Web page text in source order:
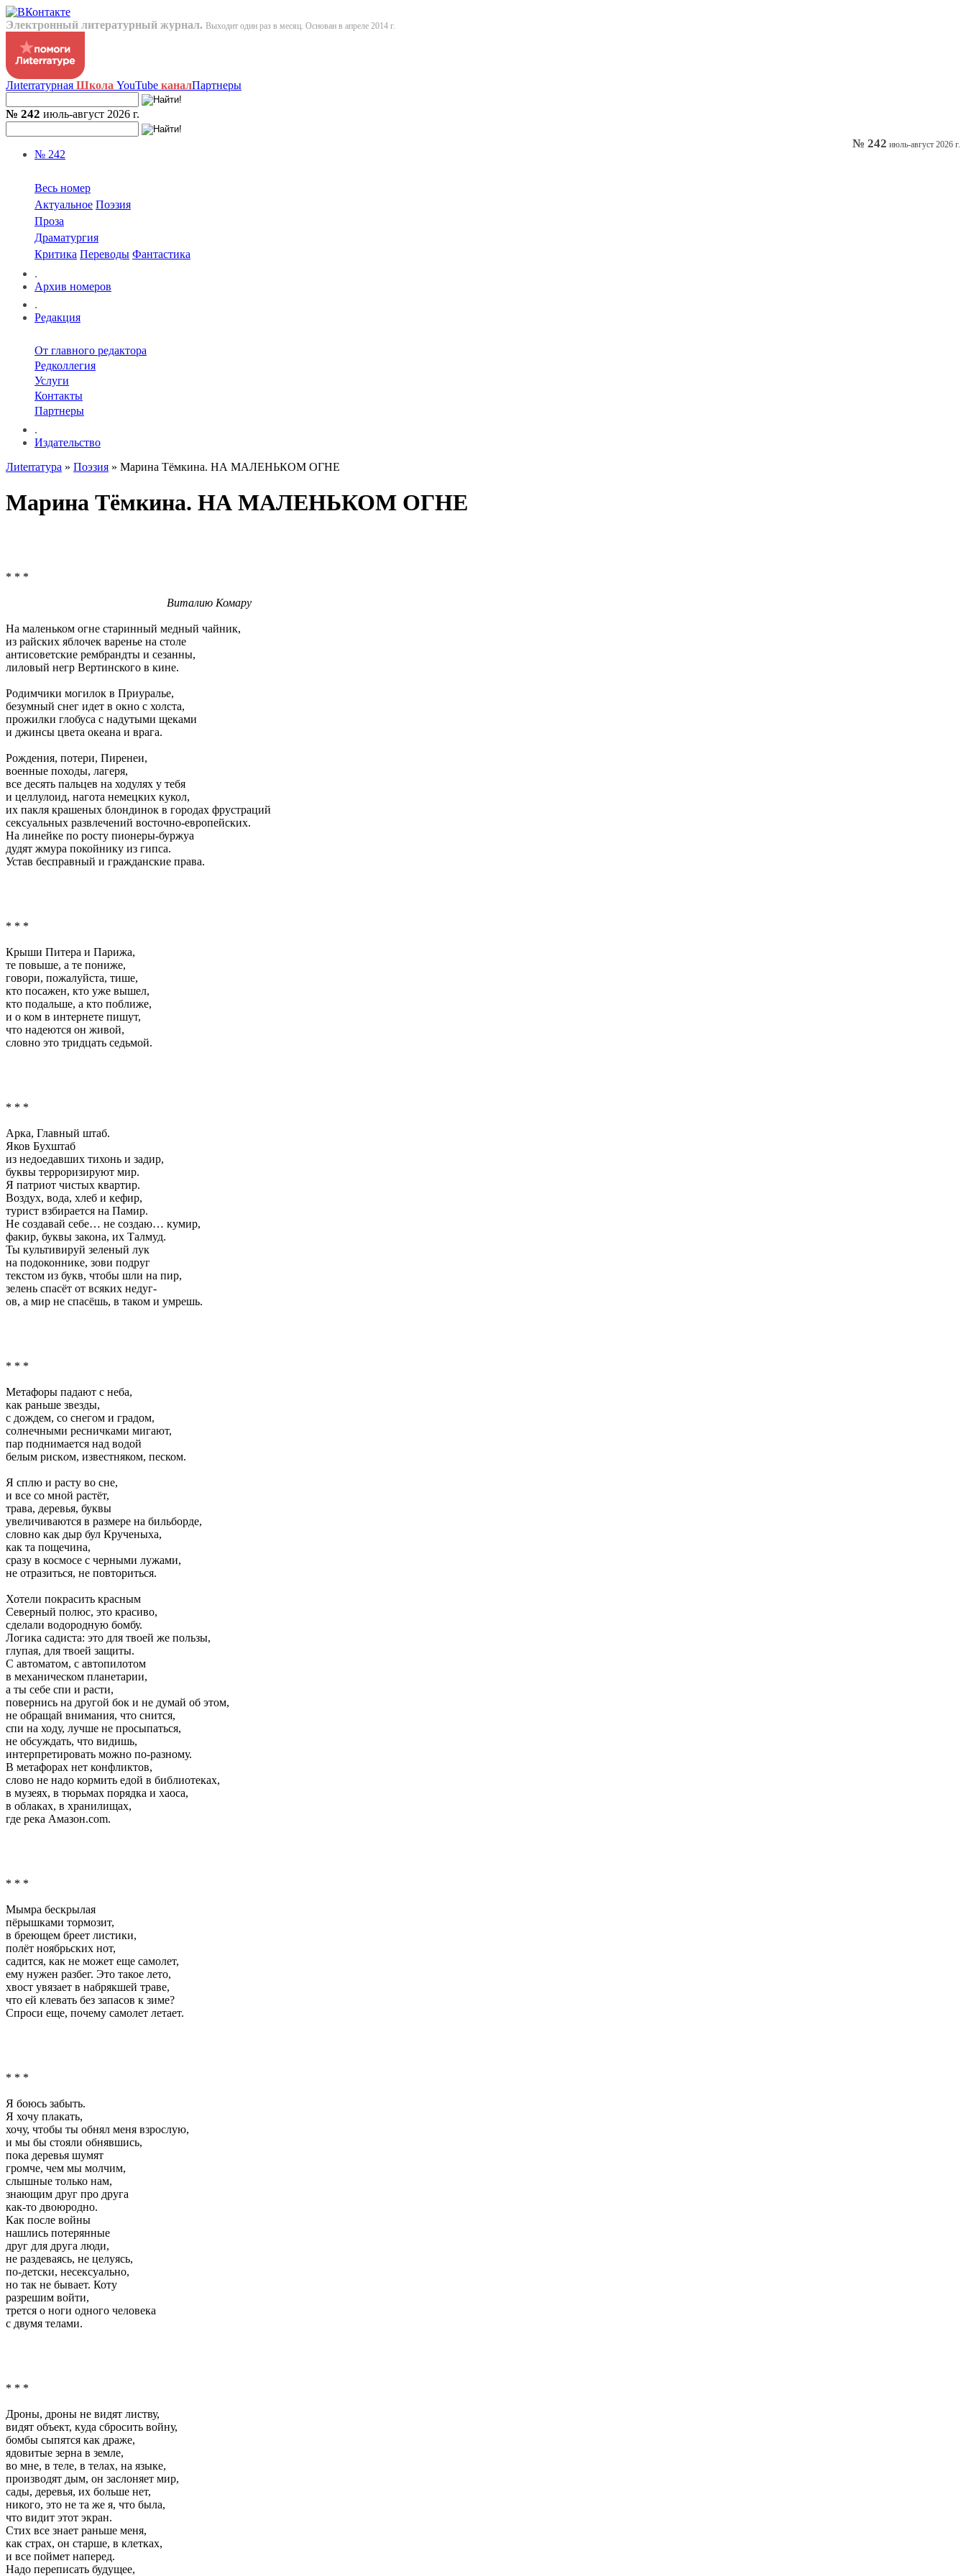
Электронный литературный журнал. Выходит один раз в месяц. Основан в апреле 2014 г.
Лиterraтурная Школа YouTube каналПартнеры
№ 242 июль-август 2026 г.
№ 242
Весь номер
Актуальное Поэзия
Проза
Драматургия
Критика Переводы Фантастика
.
Архив номеров
.
Редакция
От главного редактора
Редколлегия
Услуги
Контакты
Партнеры
.
Издательство
№ 242 июль-август 2026 г.
Лиterraтура » Поэзия » Марина Тёмкина. НА МАЛЕНЬКОМ ОГНЕ
Марина Тёмкина. НА МАЛЕНЬКОМ ОГНЕ
* * *
Виталию Комару
На маленьком огне старинный медный чайник,
из райских яблочек варенье на столе
антисоветские рембрандты и сезанны,
лиловый негр Вертинского в кине.
Родимчики могилок в Приуралье,
безумный снег идет в окно с холста,
прожилки глобуса с надутыми щеками
и джинсы цвета океана и врага.
Рождения, потери, Пиренеи,
военные походы, лагеря,
все десять пальцев на ходулях у тебя
и целлулоид, нагота немецких кукол,
их пакля крашеных блондинок в городах фрустраций
сексуальных развлечений восточно-европейских.
На линейке по росту пионеры-буржуа
дудят жмура покойнику из гипса.
Устав бесправный и гражданские права.
* * *
Крыши Питера и Парижа,
те повыше, а те пониже,
говори, пожалуйста, тише,
кто посажен, кто уже вышел,
кто подальше, а кто поближе,
и о ком в интернете пишут,
что надеются он живой,
словно это тридцать седьмой.
* * *
Арка, Главный штаб.
Яков Бухштаб
из недоедавших тихонь и задир,
буквы терроризируют мир.
Я патриот чистых квартир.
Воздух, вода, хлеб и кефир,
турист взбирается на Памир.
Не создавай себе… не cоздаю… кумир,
факир, буквы закона, их Талмуд.
Ты культивируй зеленый лук
на подоконнике, зови подруг
текстом из букв, чтобы шли на пир,
зелень спасёт от всяких недуг-
ов, а мир не спасёшь, в таком и умрешь.
* * *
Метафоры падают с неба,
как раньше звезды,
с дождем, со снегом и градом,
солнечными ресничками мигают,
пар поднимается над водой
белым риском, известняком, песком.
Я сплю и расту во сне,
и все со мной растёт,
трава, деревья, буквы
увеличиваются в размере на бильборде,
словно как дыр бул Крученыха,
как та пощечина,
сразу в космосе с черными лужами,
не отразиться, не повториться.
Хотели покрасить красным
Северный полюс, это красиво,
сделали водородную бомбу.
Логика садиста: это для твоей же пользы,
глупая, для твоей защиты.
С автоматом, с автопилотом
в механическом планетарии,
а ты себе спи и расти,
повернись на другой бок и не думай об этом,
не обращай внимания, что снится,
спи на ходу, лучше не просыпаться,
не обсуждать, что видишь,
интерпретировать можно по-разному.
В метафорах нет конфликтов,
слово не надо кормить едой в библиотеках,
в музеях, в тюрьмах порядка и хаоса,
в облаках, в хранилищах,
где река Амазон.com.
* * *
Мымра бескрылая
пёрышками тормозит,
в бреющем бреет листики,
полёт ноябрьских нот,
садится, как не может еще самолет,
ему нужен разбег. Это такое лето,
хвост увязает в набрякшей траве,
что ей клевать без запасов к зиме?
Спроси еще, почему самолет летает.
* * *
Я боюсь забыть.
Я хочу плакать,
хочу, чтобы ты обнял меня взрослую,
и мы бы стояли обнявшись,
пока деревья шумят
громче, чем мы молчим,
слышные только нам,
знающим друг про друга
как-то двоюродно.
Как после войны
нашлись потерянные
друг для друга люди,
не раздеваясь, не целуясь,
по-детски, несексуально,
но так не бывает. Коту
разрешим войти,
трется о ноги одного человека
с двумя телами.
* * *
Дроны, дроны не видят листву,
видят объект, куда сбросить войну,
бомбы сыпятся как драже,
ядовитые зерна в земле,
во мне, в теле, в телах, на языке,
производят дым, он заслоняет мир,
сады, деревья, их больше нет,
никого, это не та же я, что была,
что видит этот экран.
Стих все знает раньше меня,
как страх, он старше, в клетках,
и все поймет наперед.
Надо переписать будущее,